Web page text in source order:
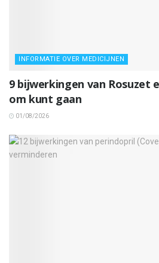
INFORMATIE OVER MEDICIJNEN
9 bijwerkingen van Rosuzet
om kunt gaan
01/08/2026